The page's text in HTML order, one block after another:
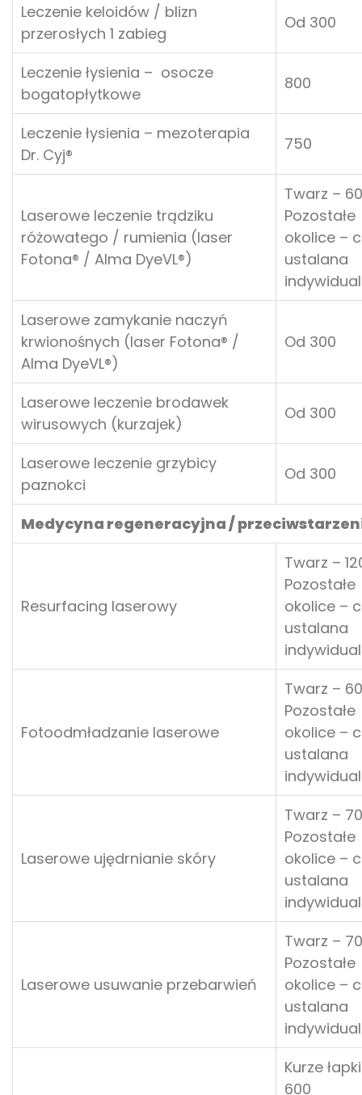
Leczenie keloidów / blizn
przerosłych 1 zabieg
Od 300
Leczenie łysienia – osocze
bogatopłytkowe
800
Leczenie łysienia – mezoterapia
Dr. Cyj®
750
Laserowe leczenie trądziku
różowatego / rumienia (laser
Fotona® / Alma DyeVL®)
Twarz –
Pozostałe
okolice –
ustalana
Laserowe zamykanie naczyń
krwionośnych (laser Fotona® /
Alma DyeVL®)
Od 300
Laserowe leczenie brodawek
wirusowych (kurzajek)
Od 300
Laserowe leczenie grzybicy
paznokci
Od 300
Medycyna regeneracyjna /
Resurfacing laserowy
Twarz –
Pozostałe
okolice –
ustalana
Fotoodmładzanie laserowe
Twarz –
Pozostałe
okolice –
ustalana
Laserowe ujędrnianie skóry
Twarz –
Pozostałe
okolice –
ustalana
Laserowe usuwanie przebarwień
Twarz –
Pozostałe
okolice –
ustalana
Kurze
600